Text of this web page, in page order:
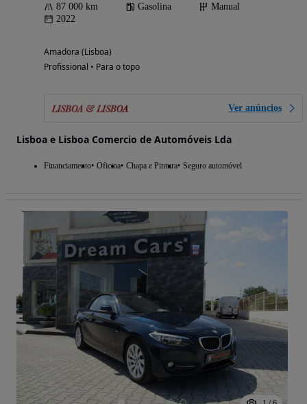
87 000 km Gasolina
Manual
2022
Amadora (Lisboa)
Profissional • Para o topo
Ver anúncios
Lisboa e Lisboa Comercio de Automóveis Lda
Financiamento Oficina Chapa e Pintura Seguro automóvel